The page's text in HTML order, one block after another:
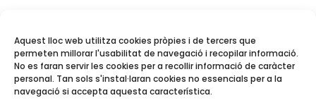
Aquest lloc web utilitza cookies pròpies i de tercers que
permeten millorar l'usabilitat de navegació i recopilar informació.
No es faran servir les cookies per a recollir informació de caràcter
personal. Tan sols s'instal·laran cookies no essencials per a la
navegació si accepta aquesta característica.